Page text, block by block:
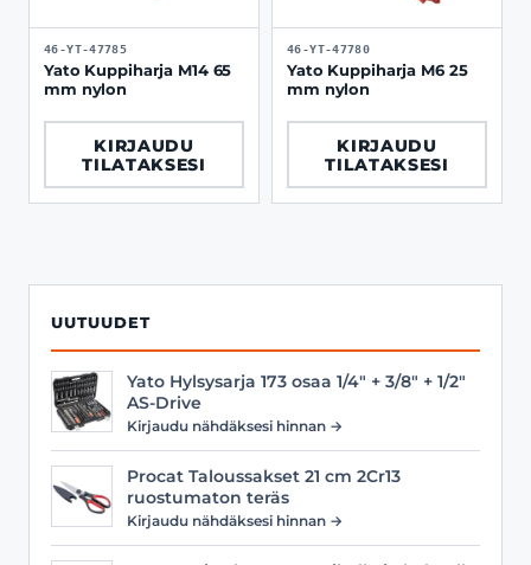
UUTUUDET
Yato Hylsysarja 173 osaa 1/4" + 3/8" + 1/2"
AS-Drive
Kirjaudu nähdäksesi hinnan →
Procat Taloussakset 21 cm 2Cr13
ruostumaton teräs
Kirjaudu nähdäksesi hinnan →
46-YT-47785
Yato Kuppiharja M14 65
mm nylon
KIRJAUDU
TILATAKSESI
46-YT-47780
Yato Kuppiharja M6 25
mm nylon
KIRJAUDU
TILATAKSESI